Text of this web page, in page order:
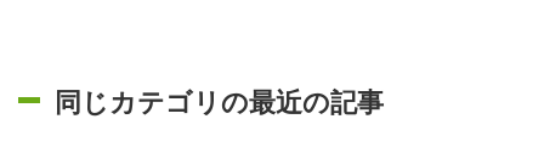
同じカテゴリの最近の記事